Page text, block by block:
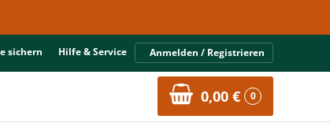
sichern Hilfe & Service Anmelden / Registrieren
0,00 € 0